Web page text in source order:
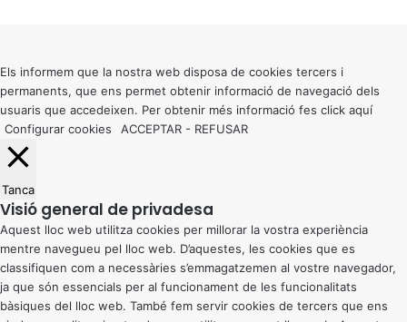
button
Els informem que la nostra web disposa de cookies tercers i
permanents, que ens permet obtenir informació de navegació dels
usuaris que accedeixen. Per obtenir més informació fes click aquí
Configurar cookies
ACCEPTAR - REFUSAR
Tanca
Visió general de privadesa
Aquest lloc web utilitza cookies per millorar la vostra experiència
mentre navegueu pel lloc web. D’aquestes, les cookies que es
classifiquen com a necessàries s’emmagatzemen al vostre navegador,
ja que són essencials per al funcionament de les funcionalitats
bàsiques del lloc web. També fem servir cookies de tercers que ens